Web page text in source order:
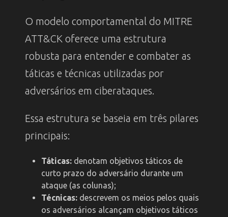
O modelo comportamental do MITRE
ATT&CK oferece uma estrutura
robusta para entender e combater as
táticas e técnicas utilizadas por
adversários em ciberataques.
Essa estrutura se baseia em três pilares
principais:
Táticas: denotam objetivos táticos de
curto prazo do adversário durante um
ataque (as colunas);
Técnicas: descrevem os meios pelos quais
os adversários alcançam objetivos táticos